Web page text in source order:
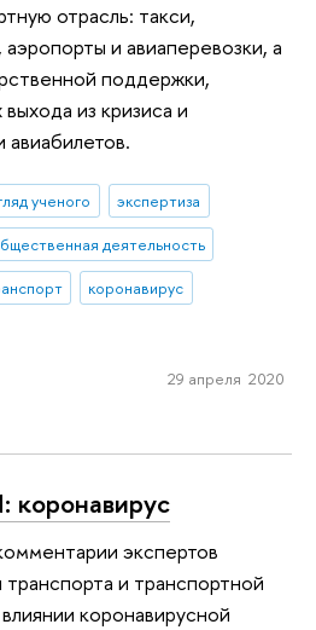
отрасль: такси,
и авиаперевозки, а
поддержки,
из кризиса и
ученого
экспертиза
деятельность
коронавирус
29 апреля 2020
экспертов
и транспортной
коронавирусной